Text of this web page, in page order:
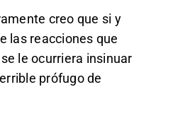
creo que si y
las reacciones que
le ocurriera insinuar
prófugo de